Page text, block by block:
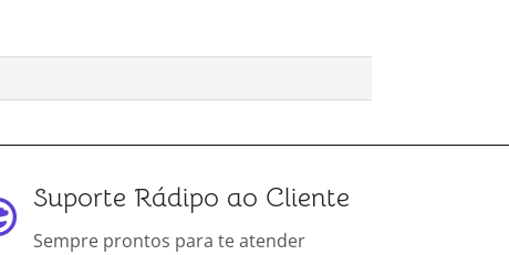
Suporte Rádipo ao Cliente
Sempre prontos para te atender